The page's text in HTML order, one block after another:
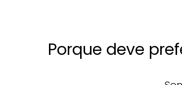
Porque deve